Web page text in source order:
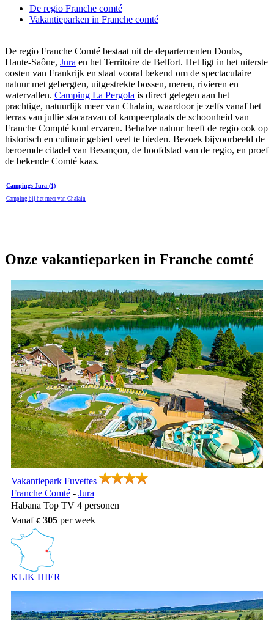
De regio Franche comté
Vakantieparken in Franche comté
De regio Franche Comté bestaat uit de departementen Doubs,
Haute-Saône, Jura en het Territoire de Belfort. Het ligt in het uiterste
oosten van Frankrijk en staat vooral bekend om de spectaculaire
natuur met gebergten, uitgestrekte bossen, meren, rivieren en
watervallen. Camping La Pergola is direct gelegen aan het
prachtige, natuurlijk meer van Chalain, waardoor je zelfs vanaf het
terras van jullie stacaravan of kampeerplaats de schoonheid van
Franche Compté kunt ervaren. Behalve natuur heeft de regio ook op
historisch en culinair gebied veel te bieden. Bezoek bijvoorbeeld de
beroemde citadel van Besançon, de hoofdstad van de regio, en proef
de bekende Comté kaas.
Campings Jura (1)
Camping bij het meer van Chalain
Onze vakantieparken in Franche comté
Vakantiepark Fuvettes, Vakantiepark Franche Comté
Vakantiepark Fuvettes
Franche Comté - Jura
Habana Top TV 4 personen
Vanaf
305 per week
KLIK HIER
Bij het meer van Saint Point. Geniet van een familievakantie in
de bergen